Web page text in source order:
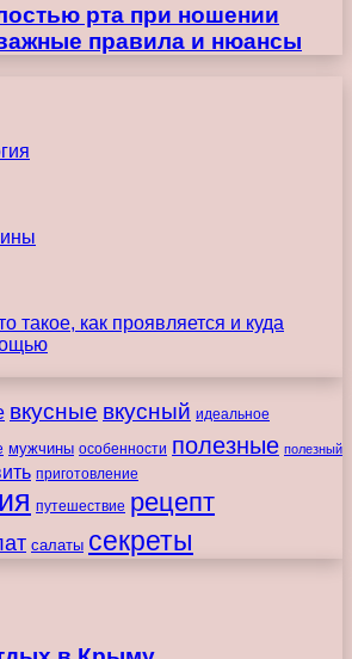
рта при ношении
правила и нюансы
вкусные вкусный идеальное
мужчины особенности полезные полезный
приготовление
путешествие рецепт
салаты секреты